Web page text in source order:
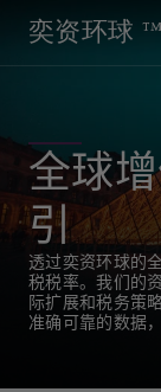
奕资环球 ™
全球
引
透过奕资环球的
税税率。我们的
际扩展和税务策
准确可靠的数据